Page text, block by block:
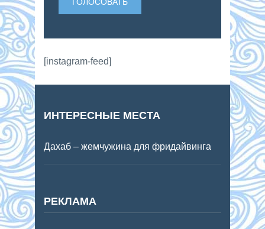
[instagram-feed]
ИНТЕРЕСНЫЕ МЕСТА
Дахаб – жемчужина для фридайвинга
РЕКЛАМА